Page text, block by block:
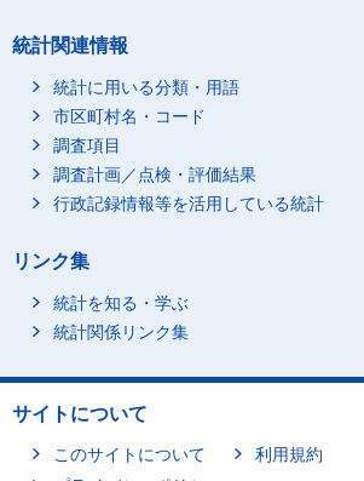
統計関連情報
統計に用いる分類・用語
市区町村名・コード
調査項目
調査計画／点検・評価結果
行政記録情報等を活用している統計
リンク集
統計を知る・学ぶ
統計関係リンク集
サイトについて
このサイトについて
利用規約